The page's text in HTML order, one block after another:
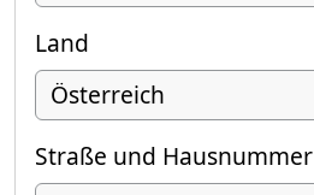
Land
Straße und Hausnummer